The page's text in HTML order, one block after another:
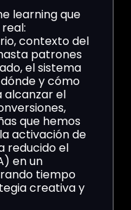
learning que
contexto del
patrones
el sistema
y cómo
alcanzar el
que hemos
activación de
reducido el
en un
tiempo
creativa y